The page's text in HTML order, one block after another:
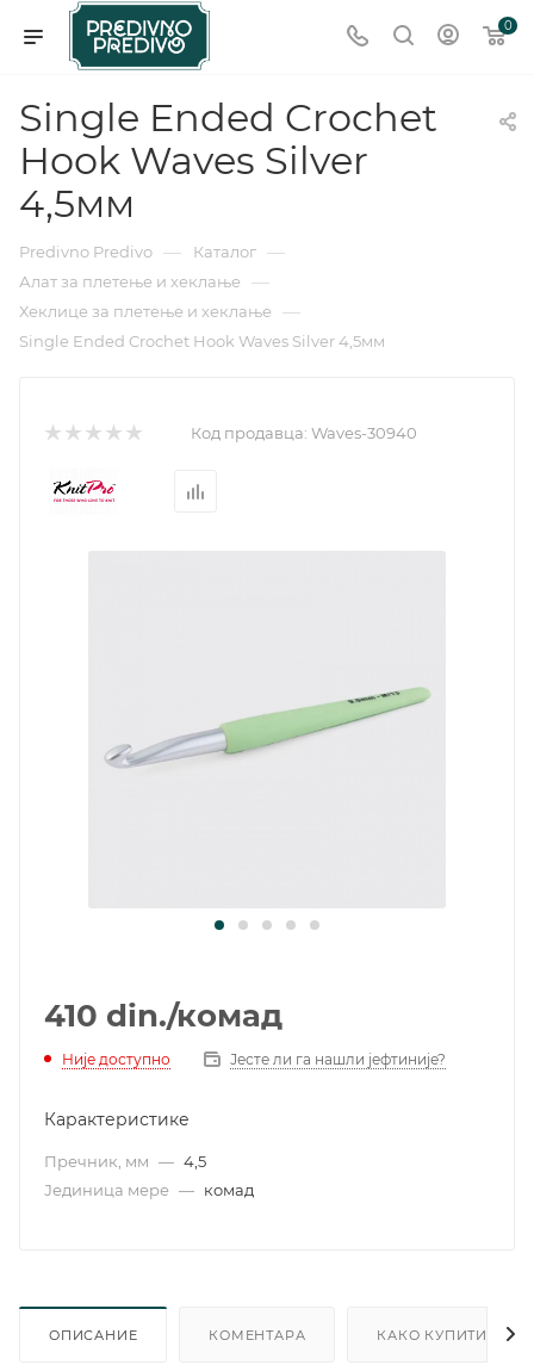
0
Single Ended Crochet
Hook Waves Silver
4,5мм
Predivno Predivo — Каталог —
Алат за плетење и хеклање —
Хеклице за плетење и хеклање —
Single Ended Crochet Hook Waves Silver 4,5мм
Код продавца: Waves-30940
410 din./комад
Није доступно Јесте ли га нашли јефтиније?
Карактеристике
Пречник, мм — 4,5
Јединица мере — комад
ОПИСАНИЕ КОМЕНТАРА КАКО КУПИТИ